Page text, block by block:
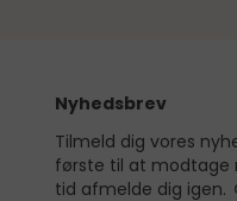
Nyhedsbrev
Tilmeld dig vores
første til at modtage
tid afmelde dig igen.